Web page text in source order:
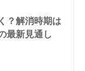
？解消時期は
最新見通し